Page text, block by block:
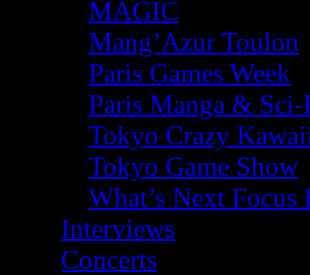
MAGIC
Mang’Azur Toulon
Paris Games Week
Paris Manga &
Tokyo Crazy
Tokyo Game Show
What’s Next
Interviews
Concerts